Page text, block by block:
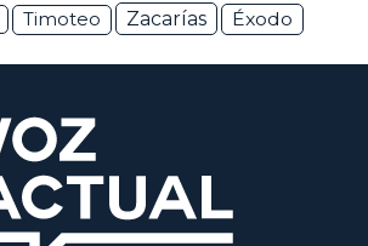
Timoteo Zacarías Éxodo